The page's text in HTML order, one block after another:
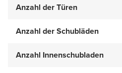
Anzahl der Türen
Anzahl der Schubläden
Anzahl Innenschubladen